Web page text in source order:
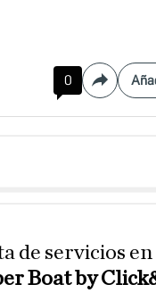
0
de servicios
Boat by